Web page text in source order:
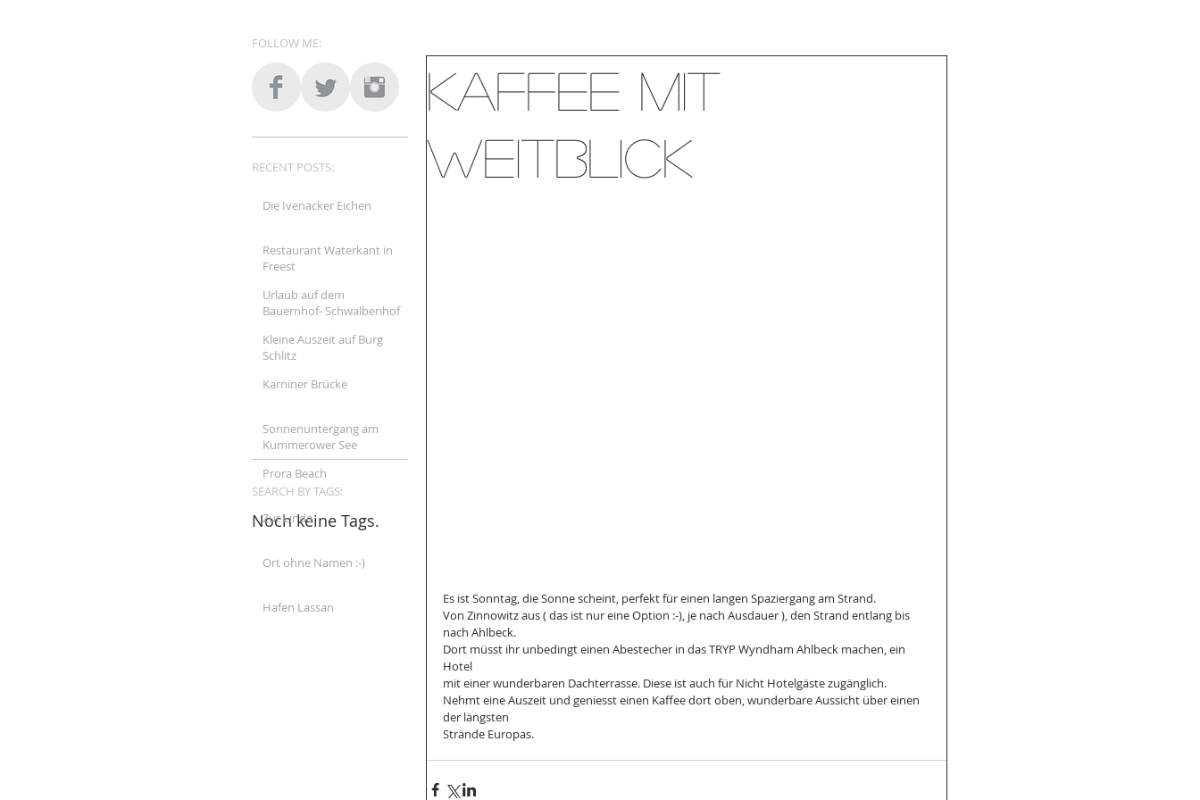
Noch keine Tags.
SEARCH BY TAGS:
Die Ivenacker Eichen
Restaurant Waterkant in
Freest
Urlaub auf dem
Bauernhof- Schwalbenhof
Kleine Auszeit auf Burg
Schlitz
Karniner Brücke
Sonnenuntergang am
Kummerower See
Prora Beach
Zur Linde
Ort ohne Namen :-)
Hafen Lassan
RECENT POSTS:
FOLLOW ME:
Kaffee mit
Weitblick
Es ist Sonntag, die Sonne scheint, perfekt für einen langen Spaziergang am Strand.
Von Zinnowitz aus ( das ist nur eine Option :-), je nach Ausdauer ), den Strand entlang bis
nach Ahlbeck.
Dort müsst ihr unbedingt einen Abestecher in das TRYP Wyndham Ahlbeck machen, ein
Hotel
mit einer wunderbaren Dachterrasse. Diese ist auch für Nicht Hotelgäste zugänglich.
Nehmt eine Auszeit und geniesst einen Kaffee dort oben, wunderbare Aussicht über einen
der längsten
Strände Europas.